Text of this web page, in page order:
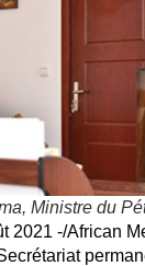
Ministre du
2021 -/African